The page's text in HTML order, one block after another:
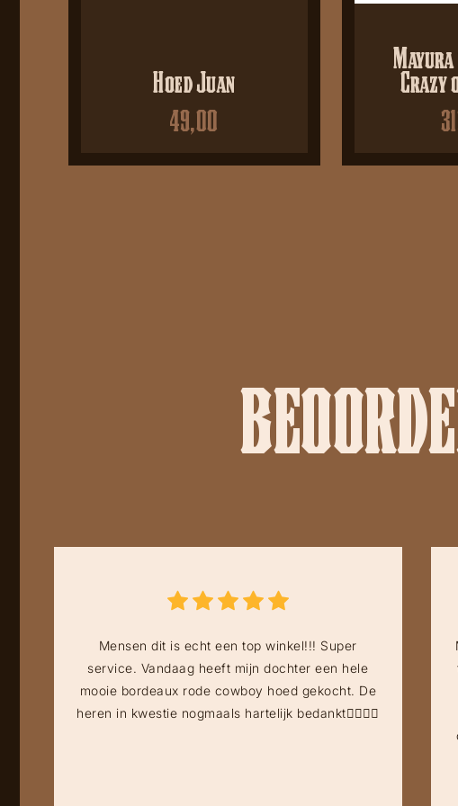
Hoed Juan
49,00
Crazy
Mensen dit is echt een top winkel!!! Super
service. Vandaag heeft mijn dochter een hele
mooie bordeaux rode cowboy hoed gekocht. De
heren in kwestie nogmaals hartelijk bedankt👍🏻👍🏻